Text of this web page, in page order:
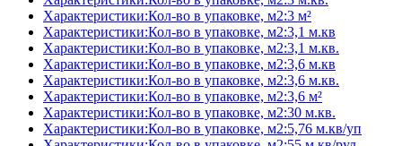
Характеристики:Кол-во в упаковке, м2:3 м²
Характеристики:Кол-во в упаковке, м2:3,1 м.кв
Характеристики:Кол-во в упаковке, м2:3,1 м.кв.
Характеристики:Кол-во в упаковке, м2:3,6 м.кв
Характеристики:Кол-во в упаковке, м2:3,6 м.кв.
Характеристики:Кол-во в упаковке, м2:3,6 м²
Характеристики:Кол-во в упаковке, м2:30 м.кв.
Характеристики:Кол-во в упаковке, м2:5,76 м.кв/уп